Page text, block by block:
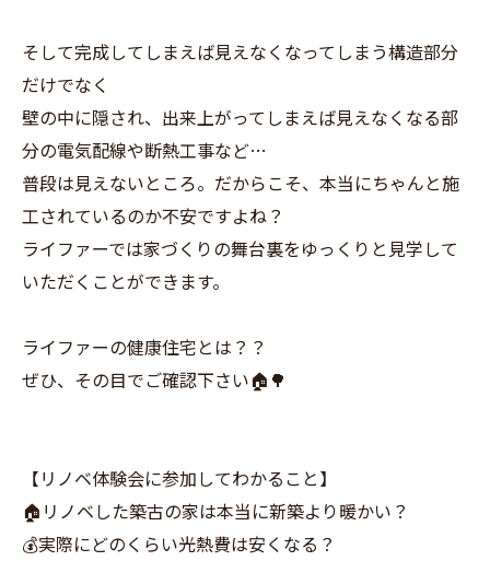
そして完成してしまえば見えなくなってしまう構造部分
だけでなく
壁の中に隠され、出来上がってしまえば見えなくなる部
分の電気配線や断熱工事など…
普段は見えないところ。だからこそ、本当にちゃんと施
工されているのか不安ですよね？
ライファーでは家づくりの舞台裏をゆっくりと見学して
いただくことができます。
ライファーの健康住宅とは？？
ぜひ、その目でご確認下さい🏠🌳
【リノベ体験会に参加してわかること】
🏠リノベした築古の家は本当に新築より暖かい？
💰実際にどのくらい光熱費は安くなる？